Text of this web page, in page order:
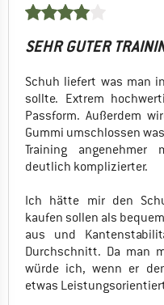
SEHR GUTER
Schuh liefert was man
sollte. Extrem
Passform. Außerdem
Gummi umschlossen
Training angenehmer
deutlich komplizierter.
Ich hätte mir den
kaufen sollen als
aus und
Durchschnitt. Da man
würde ich, wenn er
etwas